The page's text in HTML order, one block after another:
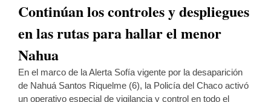
Continúan los controles y despliegues
en las rutas para hallar el menor
Nahua
En el marco de la Alerta Sofía vigente por la desaparición
de Nahuá Santos Riquelme (6), la Policía del Chaco activó
un operativo especial de vigilancia y control en todo el